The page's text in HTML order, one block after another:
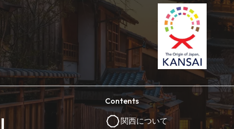
Contents
関西について